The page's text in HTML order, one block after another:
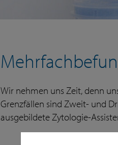
Wir nehmen uns Zeit, denn
Grenzfällen sind Zweit- und
ausgebildete Zytologie-